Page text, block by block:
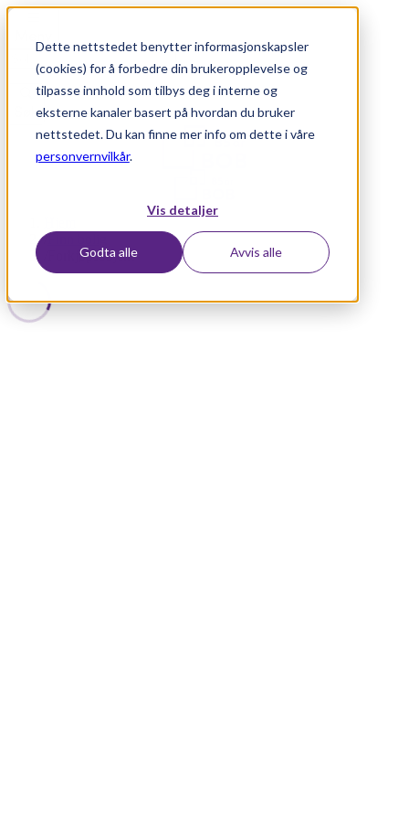
Dette nettstedet benytter informasjonskapsler
(cookies) for å forbedre din brukeropplevelse og
tilpasse innhold som tilbys deg i interne og
eksterne kanaler basert på hvordan du bruker
nettstedet. Du kan finne mer info om dette i våre
personvernvilkår.
Vis detaljer
Godta alle Avvis alle
Søk
/Finn bolig
Forkjøpsobjekt